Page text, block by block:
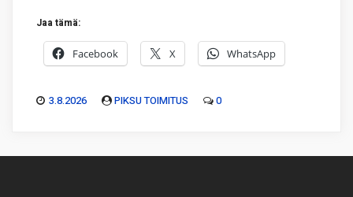
Jaa tämä:
Facebook X WhatsApp
3.8.2026 PIKSU TOIMITUS 0